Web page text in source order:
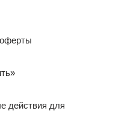
действия для